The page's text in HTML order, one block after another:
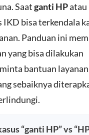
Saatganti HPatau
IKD bisa terkendala
Panduan ini
yang bisa dilakukan
bantuan
sebaiknya
“ganti HP” vs